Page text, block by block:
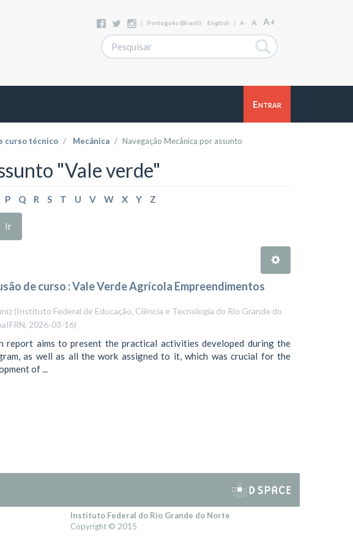
| Português (Brasil) English | A- A A+
Entrar
curso técnico Mecânica Navegação Mecânica por assunto
"Vale verde"
P Q R S T U V W X Y Z
Ir
de curso : Vale Verde Agrícola Empreendimentos
(Instituto Federal de Educação, Ciência e Tecnologia do Rio Grande do
, 2026-03-16)
report aims to present the practical activities developed during the
as well as all the work assigned to it, which was crucial for the
of ...
Instituto Federal do Rio Grande do Norte
Copyright © 2015